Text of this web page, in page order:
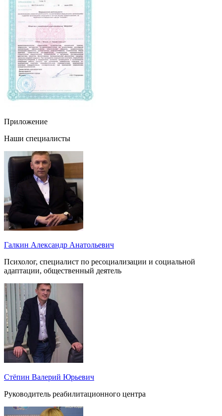
Приложение
Наши специалисты
Галкин Александр Анатольевич
Психолог, специалист по ресоциализации и социальной
адаптации, общественный деятель
Стёпин Валерий Юрьевич
Руководитель реабилитационного центра